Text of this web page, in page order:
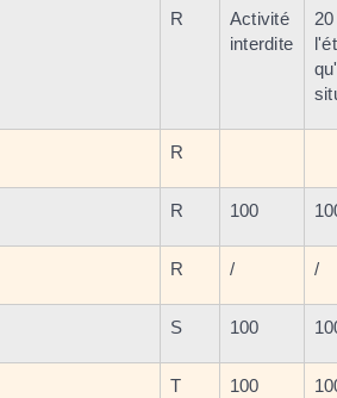
R
Activité
interdite
R
R 100
R / /
S 100
T 100